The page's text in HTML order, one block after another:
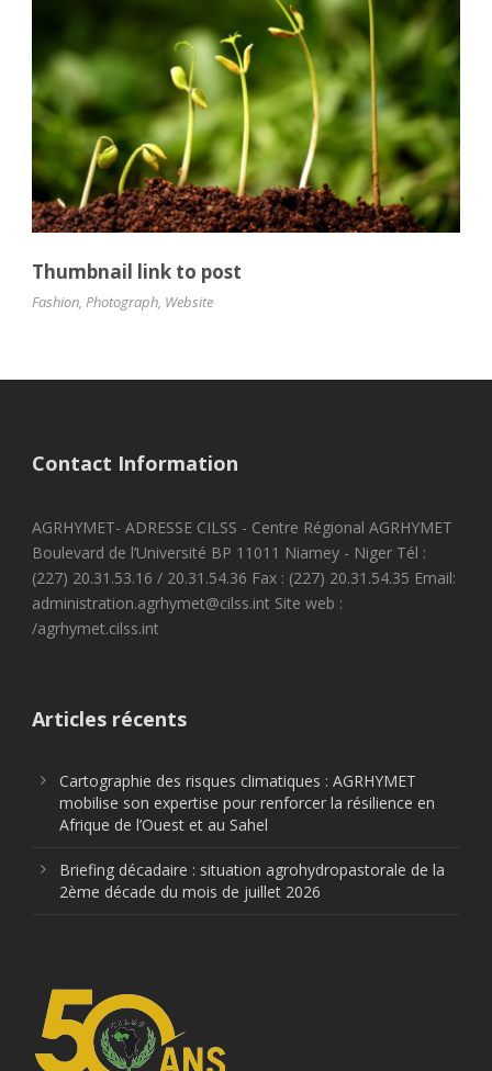
Thumbnail link to post
Fashion, Photograph, Website
Contact Information
AGRHYMET- ADRESSE CILSS - Centre Régional AGRHYMET
Boulevard de l’Université BP 11011 Niamey - Niger Tél :
(227) 20.31.53.16 / 20.31.54.36 Fax : (227) 20.31.54.35 Email:
administration.agrhymet@cilss.int Site web :
/agrhymet.cilss.int
Articles récents
Cartographie des risques climatiques : AGRHYMET
mobilise son expertise pour renforcer la résilience en
Afrique de l’Ouest et au Sahel
Briefing décadaire : situation agrohydropastorale de la
2ème décade du mois de juillet 2026